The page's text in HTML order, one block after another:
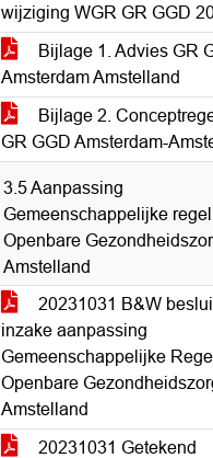
wijziging WGR GR GGD
Bijlage 1. Advies GR
Amsterdam Amstelland
Bijlage 2.
GR GGD Amsterdam-
3.5 Aanpassing
Gemeenschappelijke
Openbare
Amstelland
20231031 B&W
inzake aanpassing
Gemeenschappelijke
Openbare
Amstelland
20231031 Getekend